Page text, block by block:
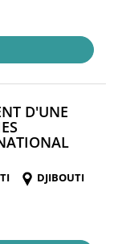
D'UNE
DJIBOUTI